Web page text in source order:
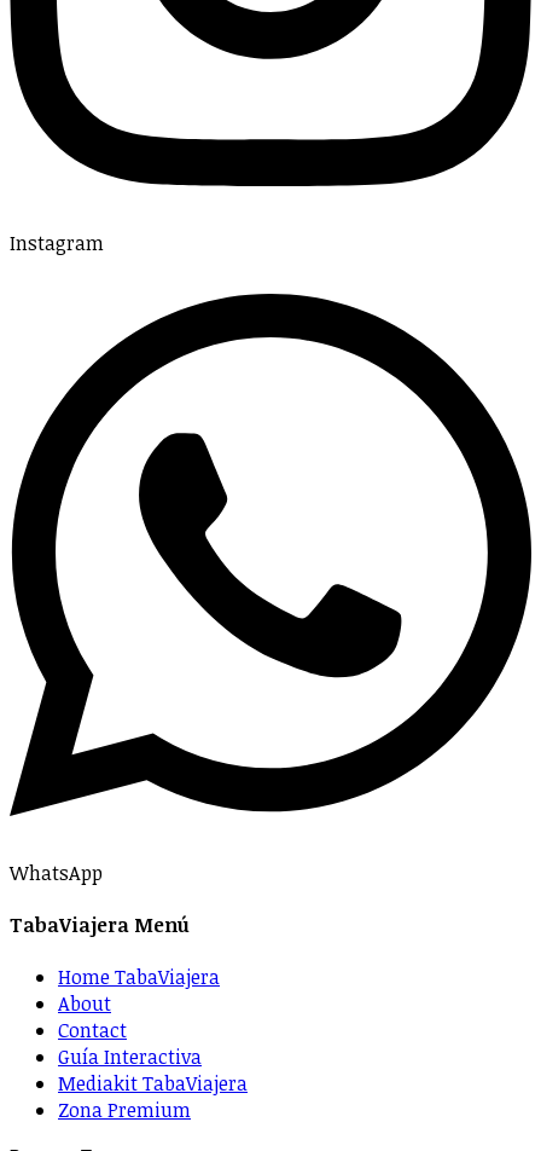
Instagram
WhatsApp
TabaViajera Menú
Home TabaViajera
About
Contact
Guía Interactiva
Mediakit TabaViajera
Zona Premium